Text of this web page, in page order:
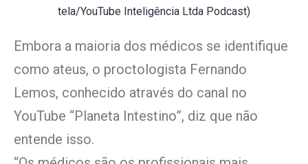
tela/YouTube Inteligência Ltda Podcast)
Embora a maioria dos médicos se identifique
como ateus, o proctologista Fernando
Lemos, conhecido através do canal no
YouTube “Planeta Intestino”, diz que não
entende isso.